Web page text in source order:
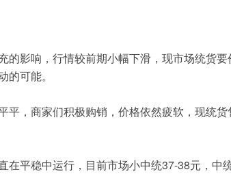
的影响，行情较前期小幅下滑，现市场统货
可能。
平，商家们积极购销，价格依然疲软，现统
在平稳中运行，目前市场小中统37-38元，中